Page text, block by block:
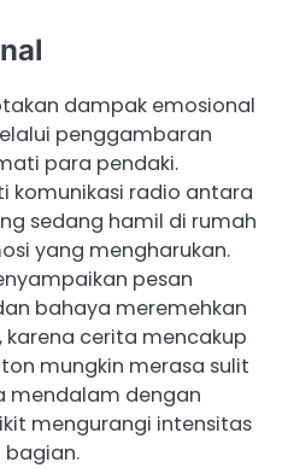
dampak emosional
penggambaran
para pendaki.
komunikasi radio antara
sedang hamil di rumah
yang mengharukan.
pesan
bahaya meremehkan
karena cerita mencakup
mungkin merasa sulit
mendalam dengan
mengurangi intensitas